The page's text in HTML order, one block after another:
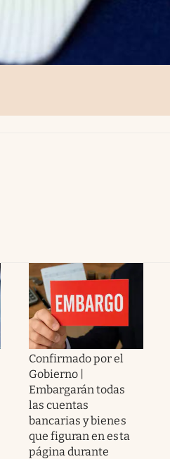
Confirmado por el
Gobierno |
Embargarán todas
las cuentas
bancarias y bienes
que figuran en esta
página durante